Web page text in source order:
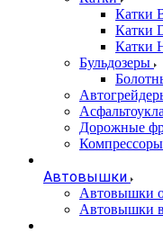
Катки
Катки
Катки
Бульдозеры
Дорожные
Компрессоры
Автовышки
Автовышки
Автовышки